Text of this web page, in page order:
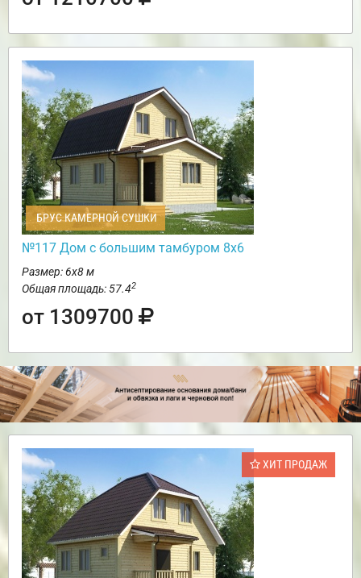
БРУС КАМЕРНОЙ СУШКИ
№117 Дом с большим тамбуром 8х6
Размер: 6х8 м
Общая площадь: 57.42
от 1309700
ХИТ ПРОДАЖ